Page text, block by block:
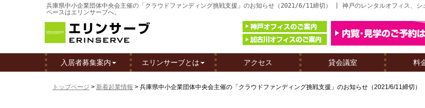
兵庫県中小企業団体中央会主催の「クラウドファンディング挑戦支援」のお知らせ（2021/6/11締切） | 神戸のレンタルオフィス、シ
ペースはエリンサーブへ。
入居者募集案内 エリンサーブとは アクセス 貸会議室 料
トップページ > 新着起業情報 > 兵庫県中小企業団体中央会主催の「クラウドファンディング挑戦支援」のお知らせ（2021/6/11締切）